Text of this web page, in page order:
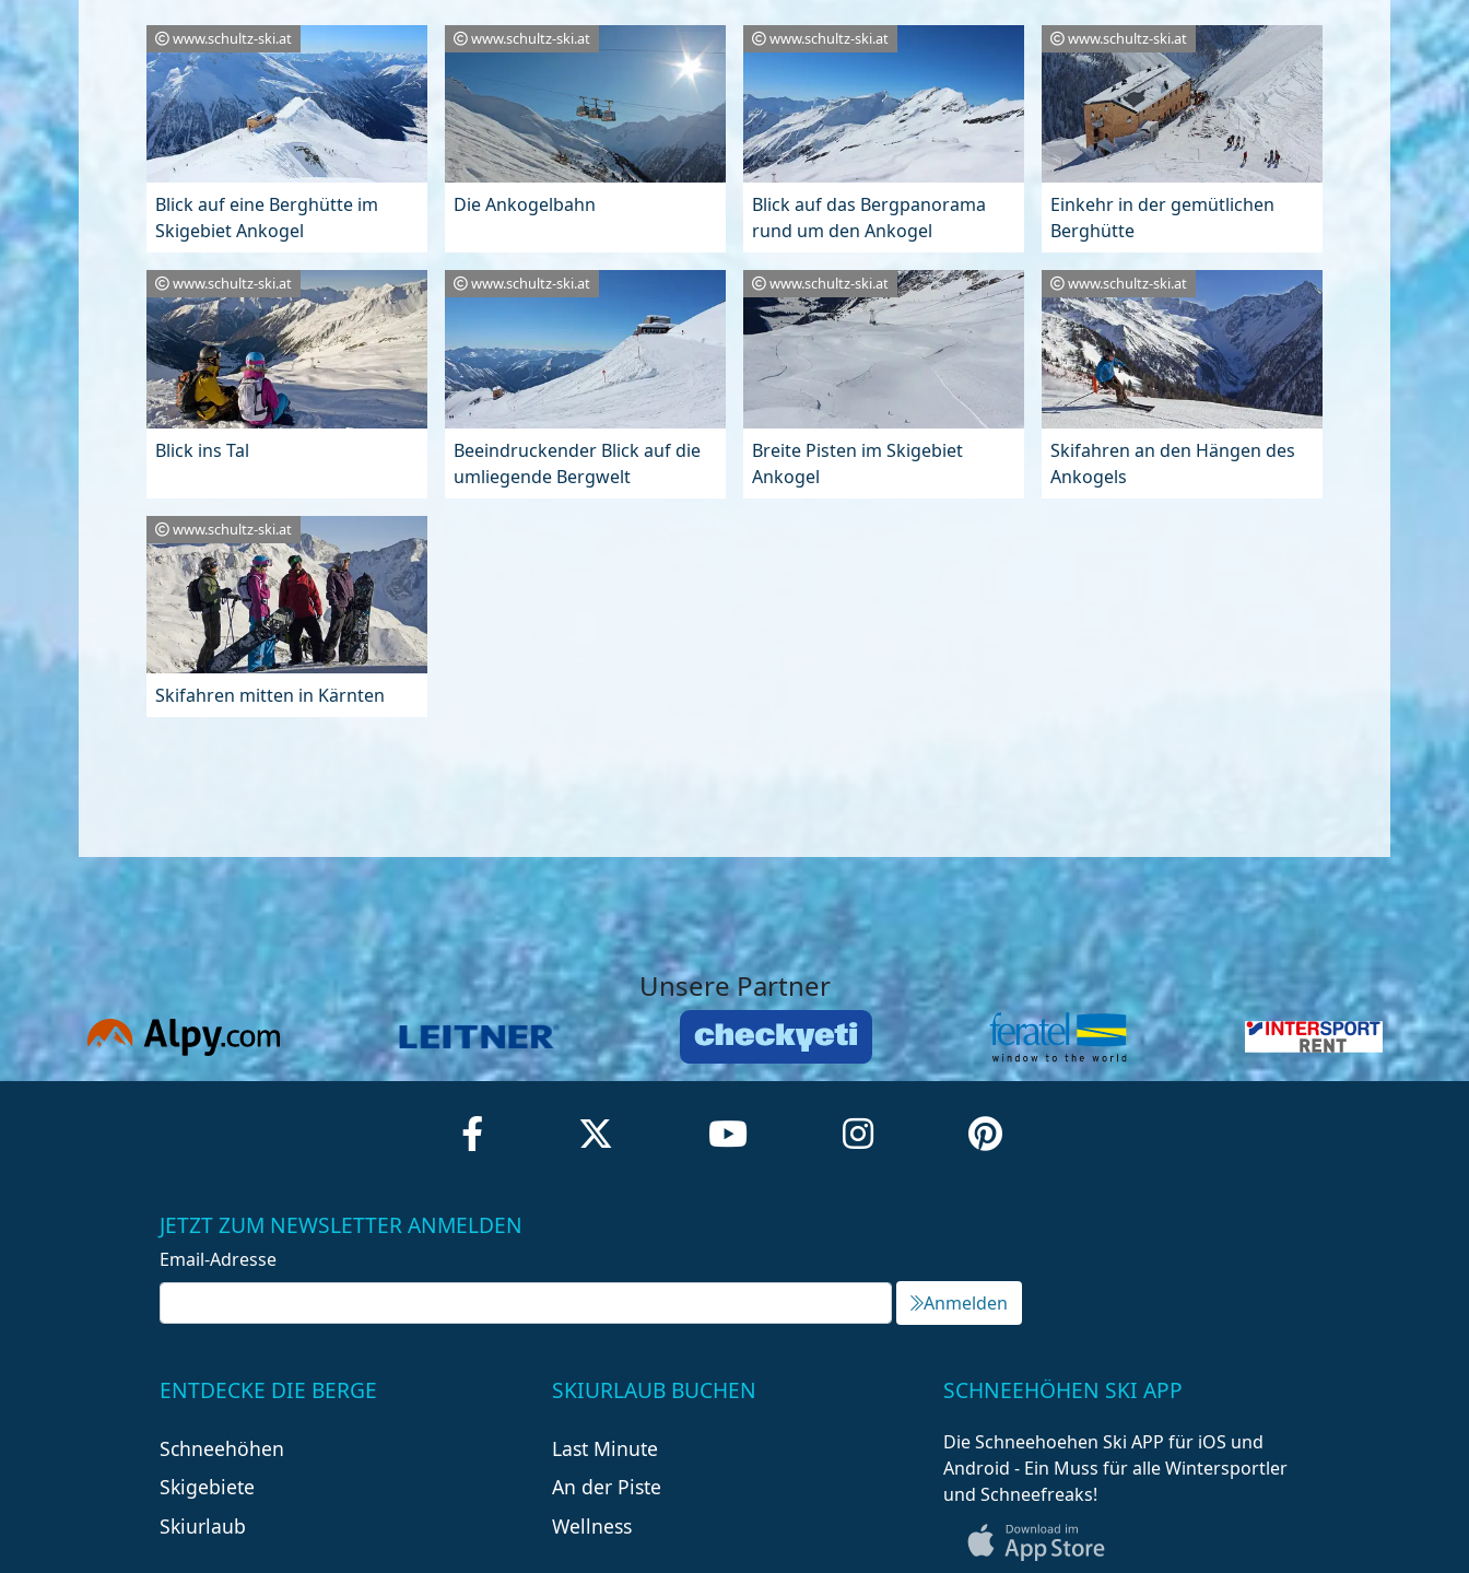
www.schultz-ski.at
Blick auf eine Berghütte im
Skigebiet Ankogel
www.schultz-ski.at
Die Ankogelbahn
www.schultz-ski.at
Blick auf das Bergpanorama
rund um den Ankogel
www.schultz-ski.at
Einkehr in der gemütlichen
Berghütte
www.schultz-ski.at
Blick ins Tal
www.schultz-ski.at
Beeindruckender Blick auf die
umliegende Bergwelt
www.schultz-ski.at
Breite Pisten im Skigebiet
Ankogel
www.schultz-ski.at
Skifahren an den Hängen des
Ankogels
www.schultz-ski.at
Skifahren mitten in Kärnten
Unsere Partner
JETZT ZUM NEWSLETTER ANMELDEN
Email-Adresse
Anmelden
ENTDECKE DIE BERGE
Schneehöhen
Skigebiete
Skiurlaub
SKIURLAUB BUCHEN
Last Minute
An der Piste
Wellness
SCHNEEHÖHEN SKI APP
Die Schneehoehen Ski APP für iOS und
Android - Ein Muss für alle Wintersportler
und Schneefreaks!